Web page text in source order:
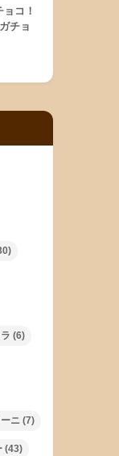
コ！
チョ
(6)
ニ (7)
(43)